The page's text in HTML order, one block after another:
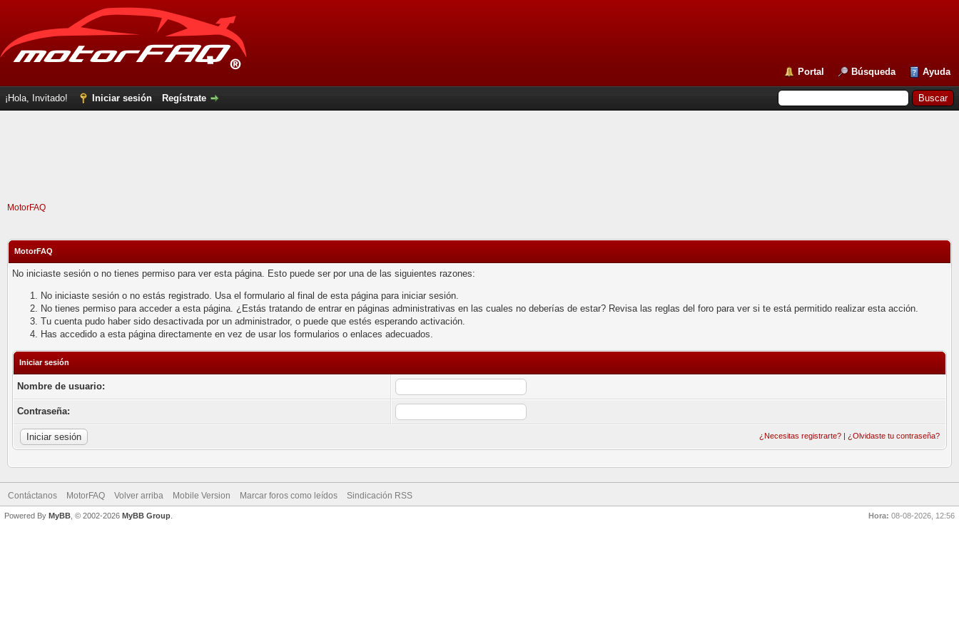
Portal Búsqueda Ayuda
¡Hola, Invitado! Iniciar sesión Regístrate
MotorFAQ
MotorFAQ
No iniciaste sesión o no tienes permiso para ver esta página. Esto puede ser por una de las siguientes razones:
No iniciaste sesión o no estás registrado. Usa el formulario al final de esta página para iniciar sesión.
No tienes permiso para acceder a esta página. ¿Estás tratando de entrar en páginas administrativas en las cuales no deberías de estar? Revisa las reglas del foro para ver si te está permitido realizar esta acción.
Tu cuenta pudo haber sido desactivada por un administrador, o puede que estés esperando activación.
Has accedido a esta página directamente en vez de usar los formularios o enlaces adecuados.
Iniciar sesión
Nombre de usuario:
Contraseña:
¿Necesitas registrarte? | ¿Olvidaste tu contraseña?
Contáctanos MotorFAQ Volver arriba Mobile Version Marcar foros como leídos Sindicación RSS
Hora: 08-08-2026, 12:56
Powered By MyBB , © 2002-2026 MyBB Group